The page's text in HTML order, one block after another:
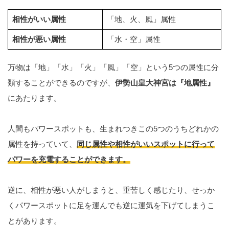
相性がいい属性 「地、火、風」属性
相性が悪い属性 「水・空」属性
万物は「地」「水」「火」「風」「空」という5つの属性に分
類することができるのですが、 伊勢山皇大神宮は『地属性』
にあたります。
人間もパワースポットも、生まれつきこの5つのうちどれかの
属性を持っていて、 同じ属性や相性がいいスポットに行って
パワーを充電することができます。
逆に、相性が悪い人がしまうと、重苦しく感じたり、せっか
くパワースポットに足を運んでも逆に運気を下げてしまうこ
とがあります。